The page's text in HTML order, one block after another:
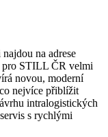
na adrese
pro STILL ČR velmi
novou, moderní
nejvíce přiblížit
intralogistických
s rychlými